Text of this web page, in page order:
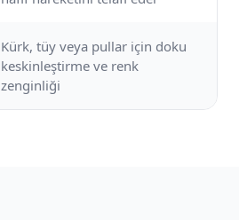
Kürk, tüy veya pullar için doku
keskinleştirme ve renk
zenginliği